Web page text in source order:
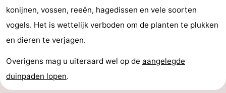
konijnen, vossen, reeën, hagedissen en vele soorten
vogels. Het is wettelijk verboden om de planten te plukken
en dieren te verjagen.
Overigens mag u uiteraard wel op de aangelegde
duinpaden lopen.